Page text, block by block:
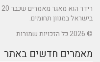
בישראל במגוון תחומים.
© 2026 כל הזכויות שמורות
מאמרים חדשים באתר